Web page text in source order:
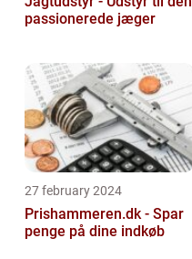
passionerede jæger
27 february 2024
Prishammeren.dk - Spar
penge på dine indkøb